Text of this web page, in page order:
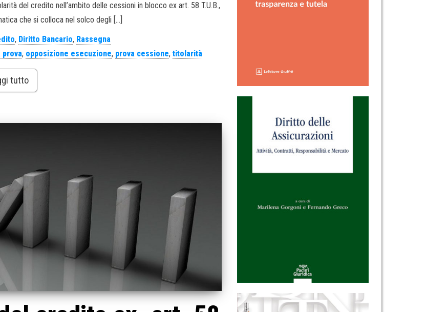
del credito nell’ambito delle cessioni in blocco ex art. 58 T.U.B.,
che si colloca nel solco degli […]
, Diritto Bancario, Rassegna
prova, opposizione esecuzione, prova cessione, titolarità
tutto